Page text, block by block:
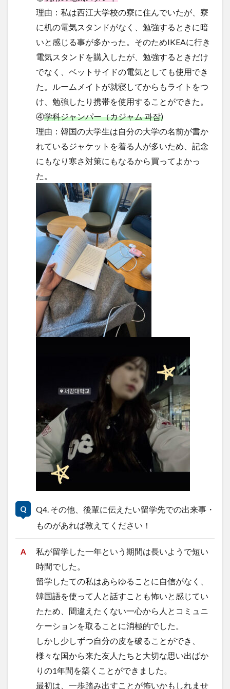
理由：私は西江大学校の寮に住んでいたが、寮
に机の電気スタンドがなく、勉強するときに暗
いと感じる事が多かった。そのためIKEAに行き
電気スタンドを購入したが、勉強するときだけ
でなく、ベットサイドの電気としても使用でき
た。ルームメイトが就寝してからもライトをつ
け、勉強したり携帯を使用することができた。
④学科ジャンパー（カジャム 과잠)
理由：韓国の大学生は自分の大学の名前が書か
れているジャケットを着る人が多いため、記念
にもなり寒さ対策にもなるから買ってよかっ
た。
Q4. その他、後輩に伝えたい留学先での出来事・
ものがあれば教えてください！
私が留学した一年という期間は長いようで短い
時間でした。
留学したての私はあらゆることに自信がなく、
韓国語を使って人と話すことも怖いと感じてい
たため、間違えたくない一心から人とコミュニ
ケーションを取ることに消極的でした。
しかし少しずつ自分の皮を破ることができ、
様々な国から来た友人たちと大切な思い出ばか
りの1年間を築くことができました。
最初は、一歩踏み出すことが怖いかもしれませ